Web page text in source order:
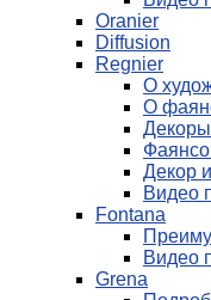
Oranier
Diffusion
Regnier
О
О
Декор
Видео
Fontana
Видео
Grena